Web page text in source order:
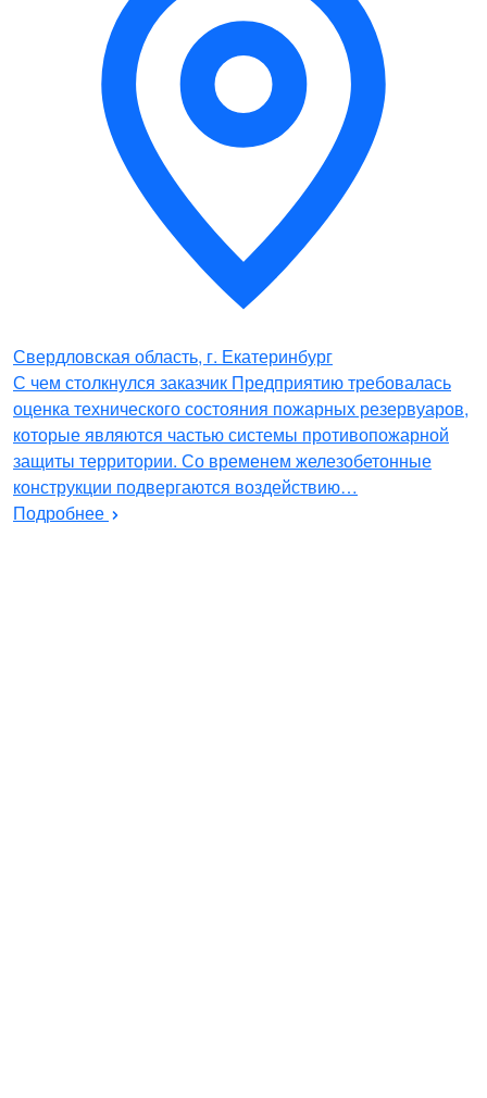
Свердловская область, г. Екатеринбург
С чем столкнулся заказчик Предприятию требовалась
оценка технического состояния пожарных резервуаров,
которые являются частью системы противопожарной
защиты территории. Со временем железобетонные
конструкции подвергаются воздействию…
Подробнее